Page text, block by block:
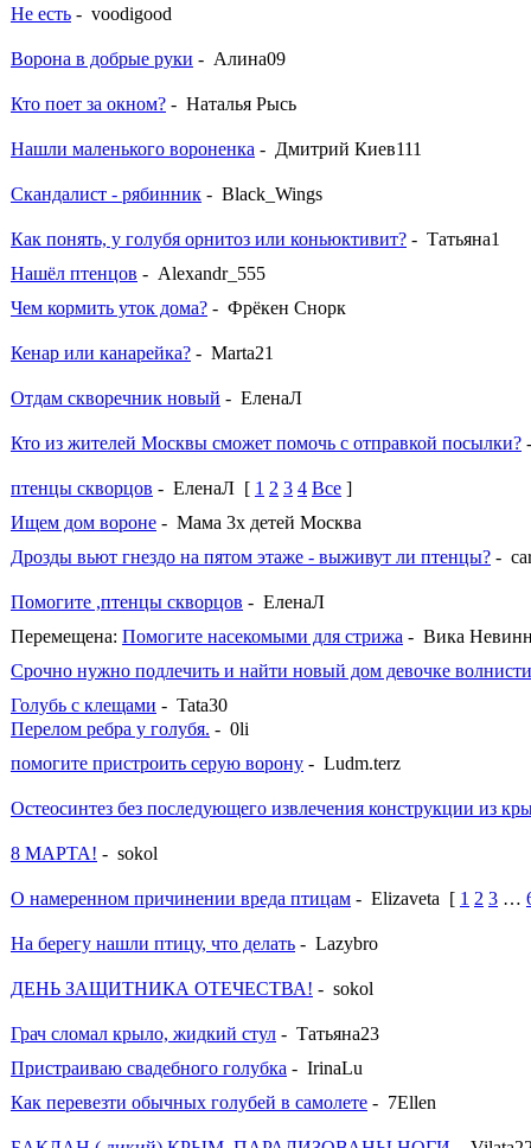
Не есть - voodigood
Ворона в добрые руки - Алина09
Кто поет за окном? - Наталья Рысь
Нашли маленького вороненка - Дмитрий Киев111
Скандалист - рябинник - Black_Wings
Как понять, у голубя орнитоз или коньюктивит? - Татьяна1
Нашёл птенцов - Alexandr_555
Чем кормить уток дома? - Фрёкен Снорк
Кенар или канарейка? - Marta21
Отдам скворечник новый - ЕленаЛ
Кто из жителей Москвы сможет помочь с отправкой посылки?
птенцы скворцов - ЕленаЛ [ 1 2 3 4 Все ]
Ищем дом вороне - Мама 3х детей Москва
Дрозды вьют гнездо на пятом этаже - выживут ли птенцы? -
Помогите ,птенцы скворцов - ЕленаЛ
Перемещена: Помогите насекомыми для стрижа - Вика
Срочно нужно подлечить и найти новый дом девочке
Голубь с клещами - Tata30
Перелом ребра у голубя. - 0li
помогите пристроить серую ворону - Ludm.terz
Остеосинтез без последующего извлечения конструкции из
8 МАРТА! - sokol
О намеренном причинении вреда птицам - Elizaveta [ 1 2 3 …
На берегу нашли птицу, что делать - Lazybro
ДЕНЬ ЗАЩИТНИКА ОТЕЧЕСТВА! - sokol
Грач сломал крыло, жидкий стул - Татьяна23
Пристраиваю свадебного голубка - IrinaLu
Как перевезти обычных голубей в самолете - 7Ellen